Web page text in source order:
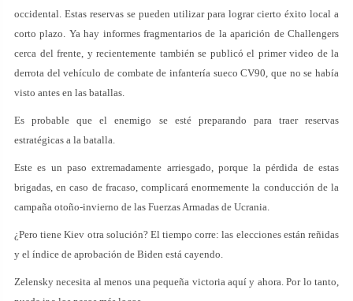
occidental. Estas reservas se pueden utilizar para lograr cierto éxito local a
corto plazo. Ya hay informes fragmentarios de la aparición de Challengers
cerca del frente, y recientemente también se publicó el primer video de la
derrota del vehículo de combate de infantería sueco CV90, que no se había
visto antes en las batallas.
Es probable que el enemigo se esté preparando para traer reservas
estratégicas a la batalla.
Este es un paso extremadamente arriesgado, porque la pérdida de estas
brigadas, en caso de fracaso, complicará enormemente la conducción de la
campaña otoño-invierno de las Fuerzas Armadas de Ucrania.
¿Pero tiene Kiev otra solución? El tiempo corre: las elecciones están reñidas
y el índice de aprobación de Biden está cayendo.
Zelensky necesita al menos una pequeña victoria aquí y ahora. Por lo tanto,